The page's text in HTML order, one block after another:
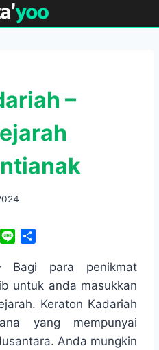
–
n
e
a
r
e
Bagi para penikmat
untuk anda masukkan
Keraton Kadariah
yang mempunyai
Anda mungkin